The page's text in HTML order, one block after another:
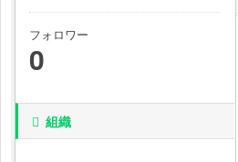
フォロワー
0
組織